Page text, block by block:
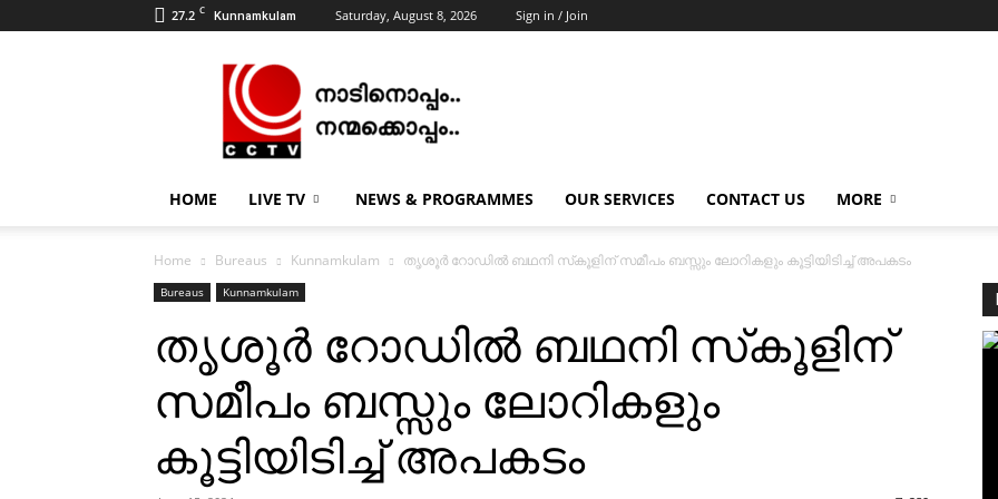
27.2 C Kunnamkulam Saturday, August 8, 2026 Sign in / Join
NEWS
|
KUNNAMKULAM
HOME LIVE TV NEWS & PROGRAMMES OUR SERVICES CONTACT US MORE
Home Bureaus Kunnamkulam തൃശൂര്‍ റോഡില്‍ ബഥനി സ്‌കൂളിന് സമീപം ബസ്സും ലോറികളും കൂട്ടിയിടിച്ച് അപകടം
Bureaus Kunnamkulam
തൃശൂര്‍ റോഡില്‍ ബഥനി സ്‌കൂളിന്
സമീപം ബസ്സും ലോറികളും
കൂട്ടിയിടിച്ച് അപകടം